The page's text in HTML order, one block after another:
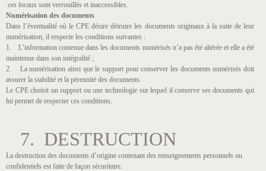
ces locaux sont verrouillés et inaccessibles.
Numérisation des documents
Dans l’éventualité où le CPE désire détruire les documents originaux à la suite de leur
numérisation, il respecte les conditions suivantes :
1. L’information contenue dans les documents numérisés n’a pas été altérée et elle a été
maintenue dans son intégralité ;
2. La numérisation ainsi que le support pour conserver les documents numérisés doit
assurer la stabilité et la pérennité des documents.
Le CPE choisit un support ou une technologie sur lequel il conserve ses documents qui
lui permet de respecter ces conditions.
7. DESTRUCTION
La destruction des documents d’origine contenant des renseignements personnels ou
confidentiels est faite de façon sécuritaire.